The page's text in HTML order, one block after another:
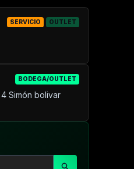
BODEGA/OUTLET
Simón bolivar
SERVICIO OUTLET